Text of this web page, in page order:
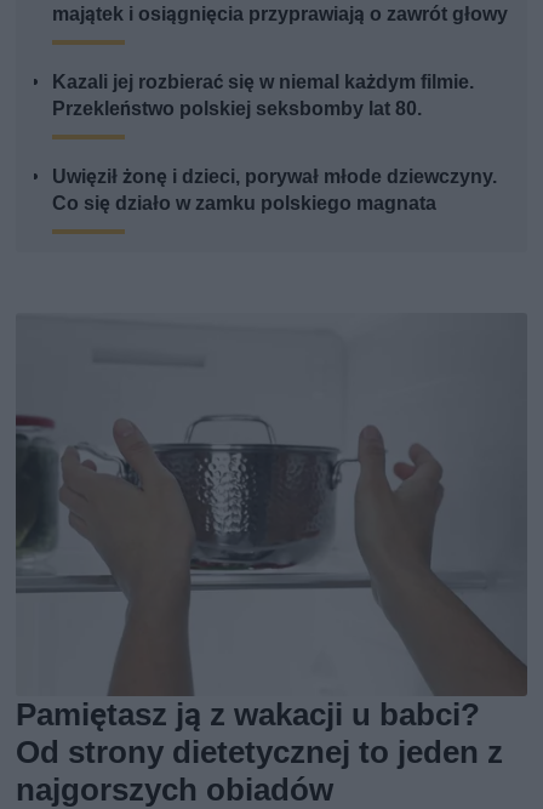
majątek i osiągnięcia przyprawiają o zawrót głowy
Kazali jej rozbierać się w niemal każdym filmie.
Przekleństwo polskiej seksbomby lat 80.
Uwięził żonę i dzieci, porywał młode dziewczyny.
Co się działo w zamku polskiego magnata
Pamiętasz ją z wakacji u babci?
Od strony dietetycznej to jeden z
najgorszych obiadów